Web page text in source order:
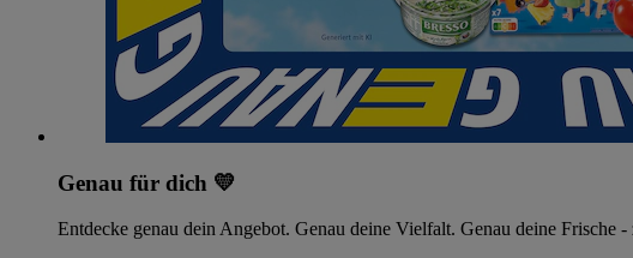
Genau für dich 💛
Entdecke genau dein Angebot. Genau deine Vielfalt. Genau deine Frische -